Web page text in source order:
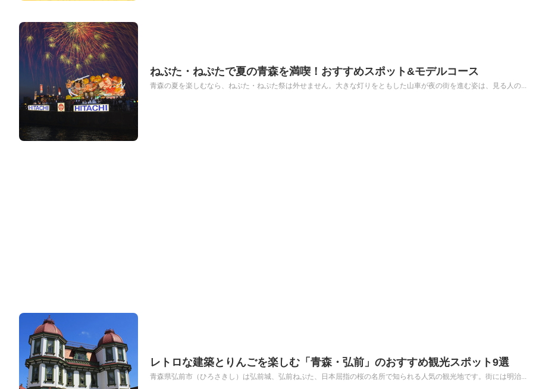
ねぶた・ねぷたで夏の青森を満喫！おすすめスポット&モデルコース
青森の夏を楽しむなら、ねぶた・ねぷた祭は外せません。大きな灯りをともした山車が夜の街を進む姿は、見る人の...
レトロな建築とりんごを楽しむ「青森・弘前」のおすすめ観光スポット9選
青森県弘前市（ひろさきし）は弘前城、弘前ねぷた、日本屈指の桜の名所で知られる人気の観光地です。街には明治...